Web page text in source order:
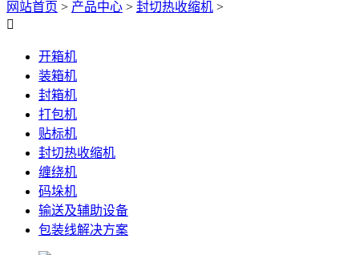
网站首页 > 产品中心 > 封切热收缩机 >

开箱机
装箱机
封箱机
打包机
贴标机
封切热收缩机
缠绕机
码垛机
输送及辅助设备
包装线解决方案